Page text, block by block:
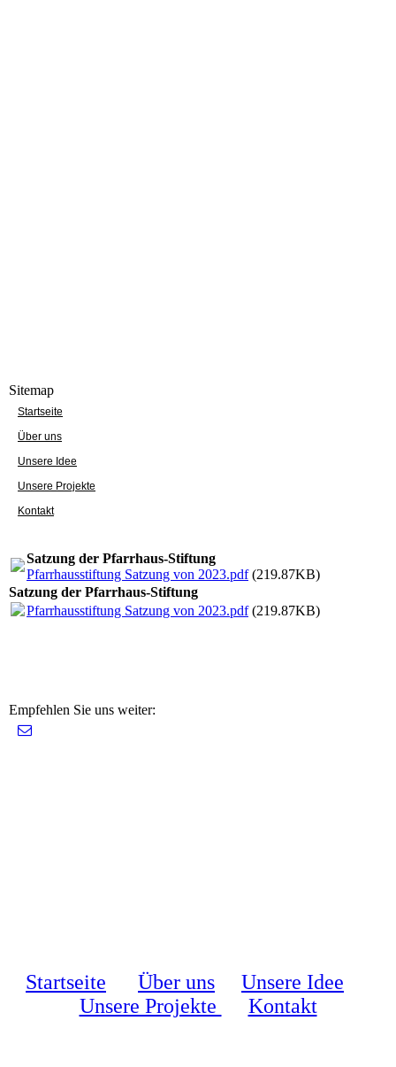
Sitemap
Startseite
Über uns
Unsere Idee
Unsere Projekte
Kontakt
Satzung der Pfarrhaus-Stiftung
Pfarrhausstiftung Satzung von 2023.pdf(219.87KB)
Satzung der Pfarrhaus-Stiftung
Pfarrhausstiftung Satzung von 2023.pdf(219.87KB)
Empfehlen Sie uns weiter:
Startseite Über uns
Unsere Idee
Unsere Projekte
Kontakt